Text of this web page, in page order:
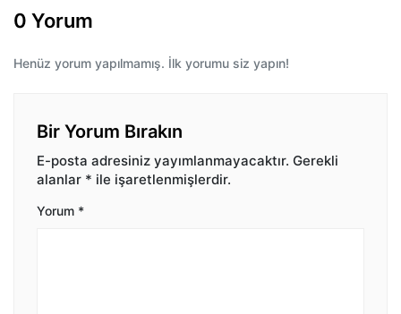
0 Yorum
Henüz yorum yapılmamış. İlk yorumu siz yapın!
Bir Yorum Bırakın
E-posta adresiniz yayımlanmayacaktır. Gerekli
alanlar * ile işaretlenmişlerdir.
Yorum *